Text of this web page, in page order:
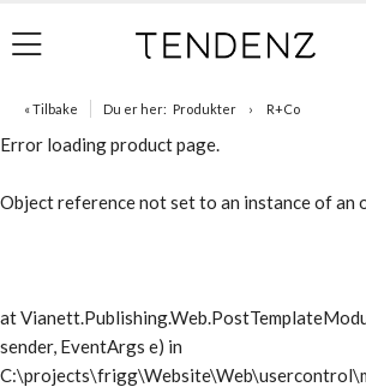
« Tilbake Du er her: Produkter R+Co
Error loading product page.
Object reference not set to an instance of an
at
sender, EventArgs e) in